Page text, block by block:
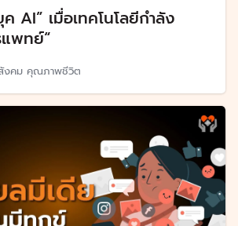
AI” เมื่อเทคโนโลยีกำลัง
พทย์“
งคม คุณภาพชีวิต